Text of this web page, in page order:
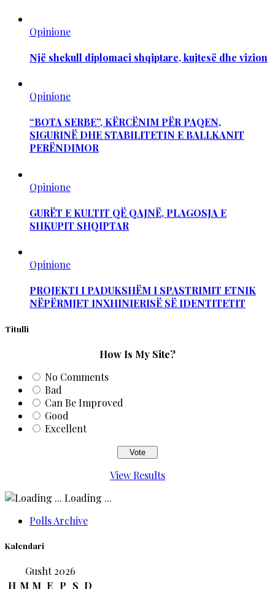
Opinione
Një shekull diplomaci shqiptare, kujtesë dhe vizion
Opinione
“BOTA SERBE”, KËRCËNIM PËR PAQEN,
SIGURINË DHE STABILITETIN E BALLKANIT
PERËNDIMOR
Opinione
GURËT E KULTIT QË QAJNË, PLAGOSJA E
SHKUPIT SHQIPTAR
Opinione
PROJEKTI I PADUKSHËM I SPASTRIMIT ETNIK
NËPËRMJET INXHINIERISË SË IDENTITETIT
Titulli
How Is My Site?
No Comments
Bad
Can Be Improved
Good
Excellent
View Results
Loading ...
Polls Archive
Kalendari
Gusht 2026
H M M E P S D